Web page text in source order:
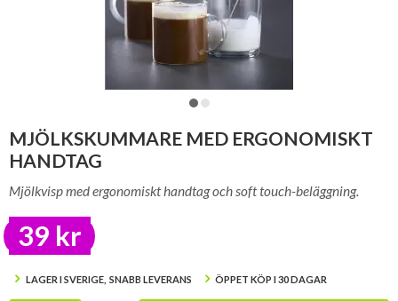
MJÖLKSKUMMARE MED ERGONOMISKT
HANDTAG
Mjölkvisp med ergonomiskt handtag och soft touch-beläggning.
39 kr
LAGER I SVERIGE, SNABB LEVERANS ÖPPET KÖP I 30 DAGAR